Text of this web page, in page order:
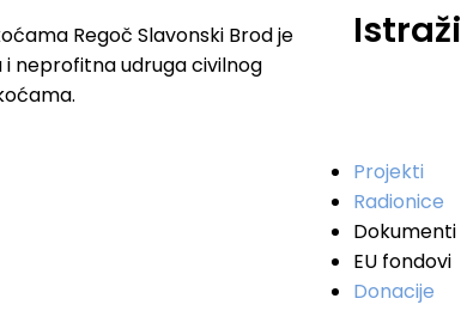
Regoč Slavonski Brod je
neprofitna udruga civilnog
Istraži
Projekti
Radionice
Dokumenti
EU fondovi
Donacije